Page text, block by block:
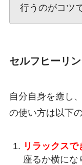
行うのがコツ
セルフヒーリ
自分自身を癒し
の使い方は以下
リラックス
座るか横に